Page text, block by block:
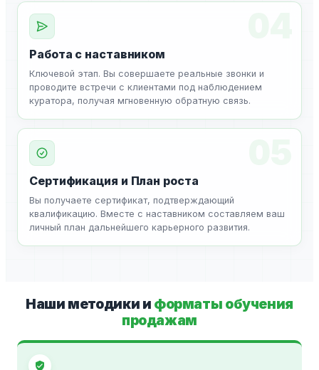
Работа с наставником
Ключевой этап. Вы совершаете реальные звонки и
проводите встречи с клиентами под наблюдением
куратора, получая мгновенную обратную связь.
Сертификация и План роста
Вы получаете сертификат, подтверждающий
квалификацию. Вместе с наставником составляем ваш
личный план дальнейшего карьерного развития.
Наши методики и форматы обучения
продажам